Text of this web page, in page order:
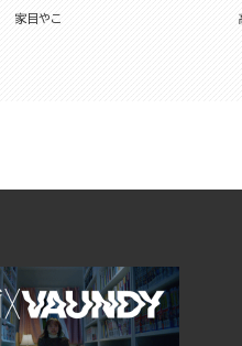
家目やこ